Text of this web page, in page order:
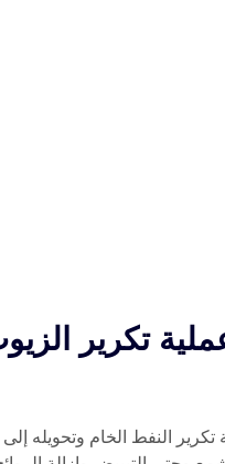
تكرير
النفط الخام وتحويله